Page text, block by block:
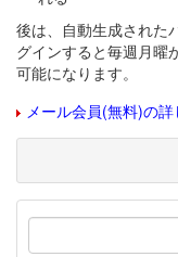
後は、自動生成された
グインすると毎週月曜
可能になります。
メール会員(無料)の詳